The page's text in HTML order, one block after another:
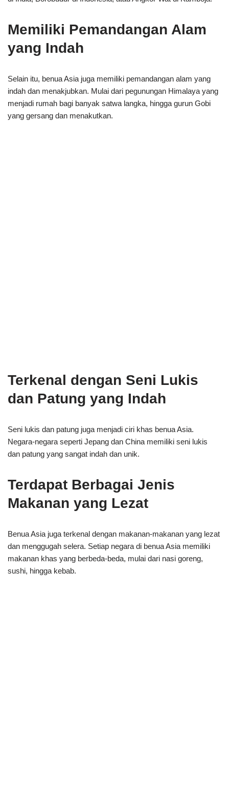
Memiliki Pemandangan Alam
yang Indah
Selain itu, benua Asia juga memiliki pemandangan alam yang
indah dan menakjubkan. Mulai dari pegunungan Himalaya yang
menjadi rumah bagi banyak satwa langka, hingga gurun Gobi
yang gersang dan menakutkan.
Terkenal dengan Seni Lukis
dan Patung yang Indah
Seni lukis dan patung juga menjadi ciri khas benua Asia.
Negara-negara seperti Jepang dan China memiliki seni lukis
dan patung yang sangat indah dan unik.
Terdapat Berbagai Jenis
Makanan yang Lezat
Benua Asia juga terkenal dengan makanan-makanan yang lezat
dan menggugah selera. Setiap negara di benua Asia memiliki
makanan khas yang berbeda-beda, mulai dari nasi goreng,
sushi, hingga kebab.